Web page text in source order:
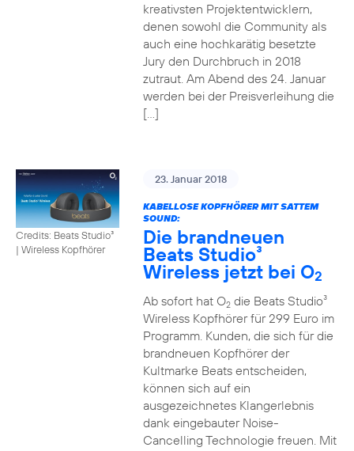
kreativsten Projektentwicklern,
denen sowohl die Community als
auch eine hochkarätig besetzte
Jury den Durchbruch in 2018
zutraut. Am Abend des 24. Januar
werden bei der Preisverleihung die
[…]
Credits: Beats Studio³
| Wireless Kopfhörer
23. Januar 2018
KABELLOSE KOPFHÖRER MIT SATTEM
SOUND:
Die brandneuen
Beats Studio³
Wireless jetzt bei O2
Ab sofort hat O2die Beats Studio³
Wireless Kopfhörer für 299 Euro im
Programm. Kunden, die sich für die
brandneuen Kopfhörer der
Kultmarke Beats entscheiden,
können sich auf ein
ausgezeichnetes Klangerlebnis
dank eingebauter Noise-
Cancelling Technologie freuen. Mit